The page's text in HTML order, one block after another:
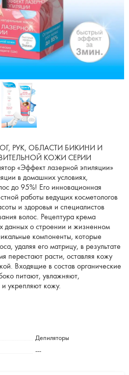
РУК, ОБЛАСТИ БИКИНИ И
КОЖИ СЕРИИ
«Эффект лазерной эпиляции»
в домашних условиях,
до 95%! Его инновационная
работы ведущих косметологов
и здоровья и специалистов
волос. Рецептура крема
данных о строении и жизненном
компоненты, которые
удаляя его матрицу, в результате
перестают расти, оставляя кожу
Входящие в состав органические
питают, увлажняют,
укрепляют кожу.
Депиляторы
---